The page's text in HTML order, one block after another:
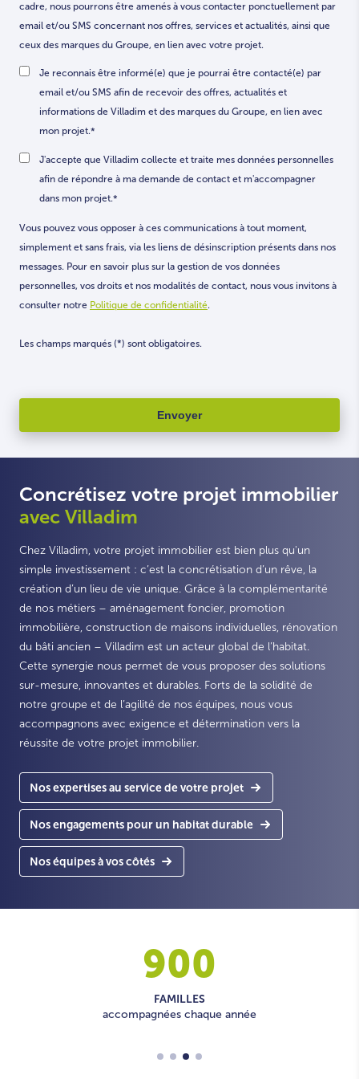
cadre, nous pourrons être amenés à vous contacter ponctuellement par
email et/ou SMS concernant nos offres, services et actualités, ainsi que
ceux des marques du Groupe, en lien avec votre projet.
Je reconnais être informé(e) que je pourrai être contacté(e) par
email et/ou SMS afin de recevoir des offres, actualités et
informations de Villadim et des marques du Groupe, en lien avec
mon projet.*
J'accepte que Villadim collecte et traite mes données personnelles
afin de répondre à ma demande de contact et m'accompagner
dans mon projet.*
Vous pouvez vous opposer à ces communications à tout moment,
simplement et sans frais, via les liens de désinscription présents dans nos
messages. Pour en savoir plus sur la gestion de vos données
personnelles, vos droits et nos modalités de contact, nous vous invitons à
consulter notre Politique de confidentialité.
Les champs marqués (*) sont obligatoires.
Concrétisez votre projet immobilier
avec Villadim
Chez Villadim, votre projet immobilier est bien plus qu'un
simple investissement : c’est la concrétisation d’un rêve, la
création d’un lieu de vie unique. Grâce à la complémentarité
de nos métiers – aménagement foncier, promotion
immobilière, construction de maisons individuelles, rénovation
du bâti ancien – Villadim est un acteur global de l’habitat.
Cette synergie nous permet de vous proposer des solutions
sur-mesure, innovantes et durables. Forts de la solidité de
notre groupe et de l’agilité de nos équipes, nous vous
accompagnons avec exigence et détermination vers la
réussite de votre projet immobilier.
Nos expertises au service de votre projet
Nos engagements pour un habitat durable
Nos équipes à vos côtés
900
FAMILLES
accompagnées chaque année